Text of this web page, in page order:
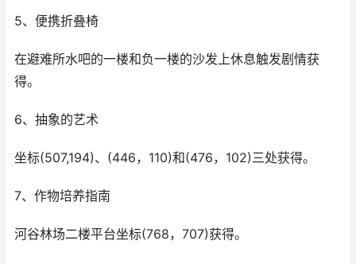
5、便携折叠椅
在避难所水吧的一楼和负一楼的沙发上休息触发剧情获
得。
6、抽象的艺术
坐标(507,194)、(446，110)和(476，102)三处获得。
7、作物培养指南
河谷林场二楼平台坐标(768，707)获得。